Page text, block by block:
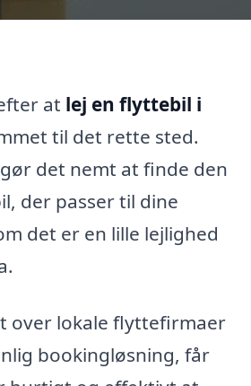
at lej en flyttebil i
til det rette sted.
det nemt at finde den
der passer til dine
det er en lille lejlighed
over lokale flyttefirmaer
bookingløsning, får